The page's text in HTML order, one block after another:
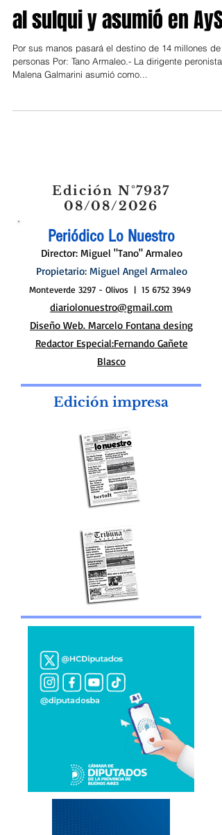
Malena Galmarini se subió
al sulqui y asumió en AySA
Por sus manos pasará el destino de 14 millones de
Edición N°7937
08/08/2026
Periódico Lo Nuestro
Director: Miguel "Tano" Armaleo
Propietario: Miguel Angel Armaleo
Monteverde 3297 - Olivos |15 6752 3949
diariolonuestro@gmail.com
Diseño Web. Marcelo Fontana desing
Redactor Especial:Fernando Gañete
Blasco
Edición impresa